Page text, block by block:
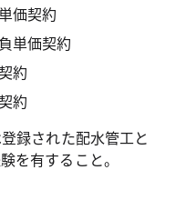
価契約
単価契約
約
約
録された配水管工と
を有すること。